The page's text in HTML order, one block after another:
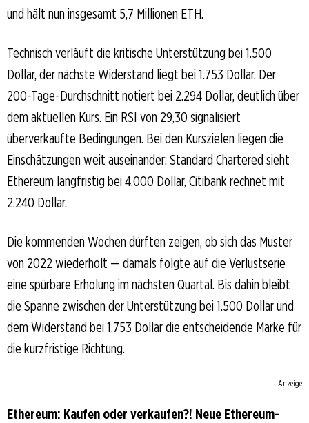
und hält nun insgesamt 5,7 Millionen ETH.
Technisch verläuft die kritische Unterstützung bei 1.500
Dollar, der nächste Widerstand liegt bei 1.753 Dollar. Der
200-Tage-Durchschnitt notiert bei 2.294 Dollar, deutlich über
dem aktuellen Kurs. Ein RSI von 29,30 signalisiert
überverkaufte Bedingungen. Bei den Kurszielen liegen die
Einschätzungen weit auseinander: Standard Chartered sieht
Ethereum langfristig bei 4.000 Dollar, Citibank rechnet mit
2.240 Dollar.
Die kommenden Wochen dürften zeigen, ob sich das Muster
von 2022 wiederholt — damals folgte auf die Verlustserie
eine spürbare Erholung im nächsten Quartal. Bis dahin bleibt
die Spanne zwischen der Unterstützung bei 1.500 Dollar und
dem Widerstand bei 1.753 Dollar die entscheidende Marke für
die kurzfristige Richtung.
Anzeige
Ethereum: Kaufen oder verkaufen?! Neue Ethereum-